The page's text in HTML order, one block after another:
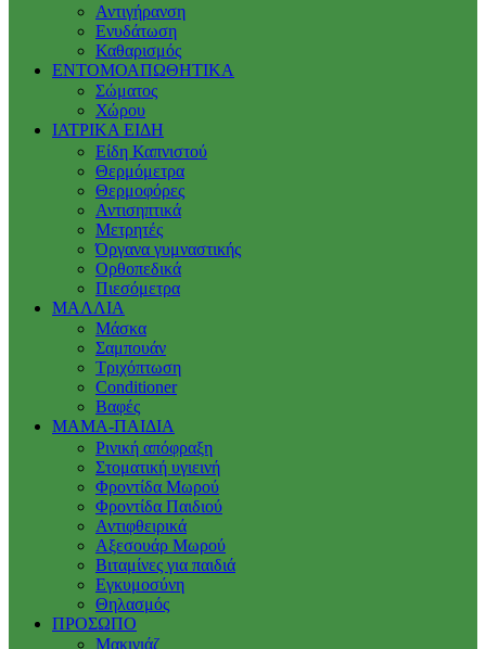
Αντιγήρανση
Ενυδάτωση
Καθαρισμός
ΕΝΤΟΜΟΑΠΩΘΗΤΙΚΑ
Σώματος
Χώρου
ΙΑΤΡΙΚΑ ΕΙΔΗ
Είδη Καπνιστού
Θερμόμετρα
Θερμοφόρες
Αντισηπτικά
Μετρητές
Όργανα γυμναστικής
Ορθοπεδικά
Πιεσόμετρα
ΜΑΛΛΙΑ
Μάσκα
Σαμπουάν
Τριχόπτωση
Conditioner
Βαφές
ΜΑΜΑ-ΠΑΙΔΙΑ
Ρινική απόφραξη
Στοματική υγιεινή
Φροντίδα Μωρού
Φροντίδα Παιδιού
Αντιφθειρικά
Αξεσουάρ Μωρού
Βιταμίνες για παιδιά
Εγκυμοσύνη
Θηλασμός
ΠΡΟΣΩΠΟ
Μακιγιάζ